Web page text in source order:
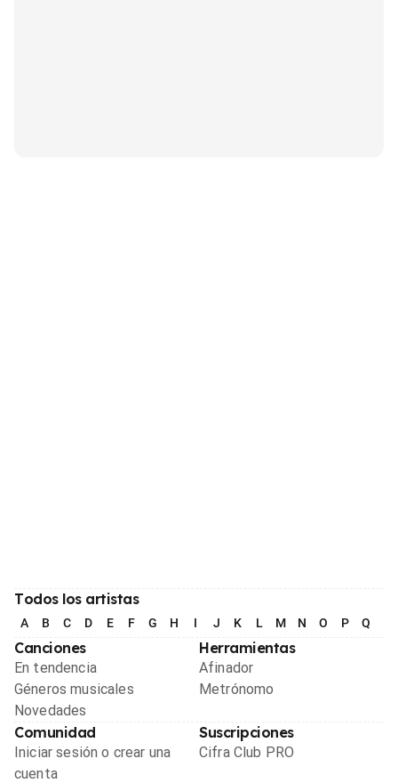
Todos los artistas
A B C D E F G H I J K L M N O P Q
Canciones
En tendencia
Géneros musicales
Novedades
Herramientas
Afinador
Metrónomo
Comunidad
Iniciar sesión o crear una
cuenta
Suscripciones
Cifra Club PRO